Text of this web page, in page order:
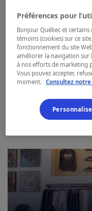
Spas et
Préférences pour
Bonjour Québec et
témoins (cookies) sur ce
fonctionnement du site
améliorer la navigation sur
à nos efforts de marketing
Vous pouvez accepter,
moment.
Consultez